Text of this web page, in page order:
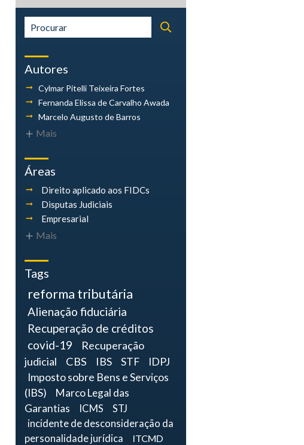
Autores
Cylmar Pitelli Teixeira Fortes
Fernanda Elissa de Carvalho Awada
Marcelo Augusto de Barros
Mais
Áreas
Direito aplicado aos FIDCs
Disputas Judiciais
Empresarial
Mais
Tags
reforma tributária
Alienação fiduciária
Recuperação de créditos
covid-19
Recuperação
judicial
CBS IBS STF
IDPJ
Imposto sobre Bens e Serviços
(IBS)
Marco Legal das
Garantias
ICMS
STJ
incidente de desconsideração da
personalidade jurídica
ITCMD